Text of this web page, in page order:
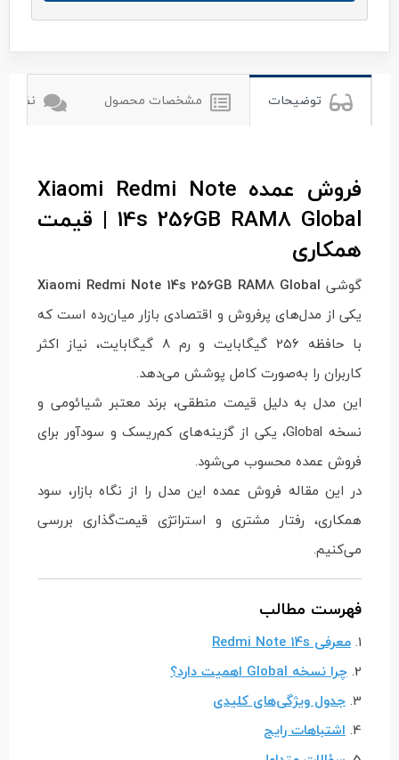
توضیحات مشخصات محصول نظرات
فروش عمده Xiaomi Redmi Note
14s 256GB RAM8 Global | قیمت
همکاری
گوشی Xiaomi Redmi Note 14s 256GB RAM8 Global
یکی از مدل‌های پرفروش و اقتصادی بازار میان‌رده است که
با حافظه 256 گیگابایت و رم 8 گیگابایت، نیاز اکثر
کاربران را به‌صورت کامل پوشش می‌دهد.
این مدل به دلیل قیمت منطقی، برند معتبر شیائومی و
نسخه Global، یکی از گزینه‌های کم‌ریسک و سودآور برای
فروش عمده محسوب می‌شود.
در این مقاله فروش عمده این مدل را از نگاه بازار، سود
همکاری، رفتار مشتری و استراتژی قیمت‌گذاری بررسی
می‌کنیم.
فهرست مطالب
1. معرفی Redmi Note 14s
2. چرا نسخه Global اهمیت دارد؟
3. جدول ویژگی‌های کلیدی
4. اشتباهات رایج